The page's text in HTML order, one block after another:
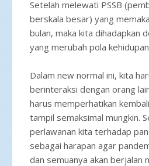
Setelah melewati PSSB
berskala besar) yang
bulan, maka kita dihadapkan
yang merubah pola
Dalam new normal ini, kita
berinteraksi dengan orang
harus memperhatikan
tampil semaksimal mungkin.
perlawanan kita terhadap
sebagai harapan agar
dan semuanya akan berjalan